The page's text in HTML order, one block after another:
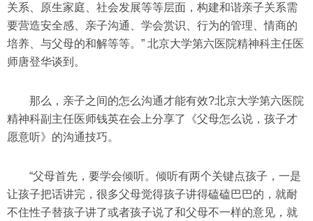
关系、原生家庭、社会发展等等层面，构建和谐亲子关系需
要营造安全感、亲子沟通、学会赏识、行为的管理、情商的
培养、与父母的和解等等。” 北京大学第六医院精神科主任医
师唐登华谈到。
那么，亲子之间的怎么沟通才能有效?北京大学第六医院
精神科副主任医师钱英在会上分享了《父母怎么说，孩子才
愿意听》的沟通技巧。
“父母首先，要学会倾听。倾听有两个关键点孩子，一是
让孩子把话讲完，很多父母觉得孩子讲得磕磕巴巴的，就耐
不住性子替孩子讲了或者孩子说了和父母不一样的意见，就